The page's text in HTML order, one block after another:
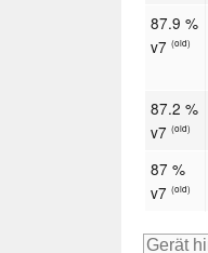
87.9 %
v7(old)
87.2 %
v7(old)
87 %
v7(old)